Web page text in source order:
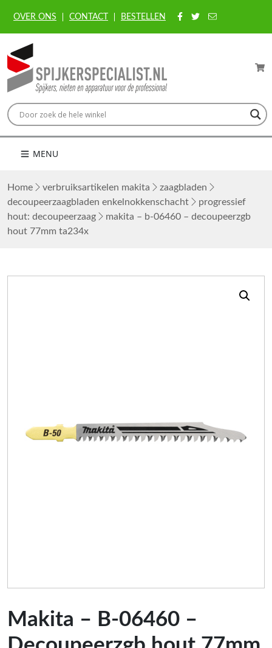
OVER ONS CONTACT BESTELLEN
MENU
Home verbruiksartikelen makita
zaagbladen
decoupeerzaagbladen enkelnokkenschacht
progressief
hout: decoupeerzaag
makita – b-06460 – decoupeerzgb
hout 77mm ta234x
Makita – B-06460 –